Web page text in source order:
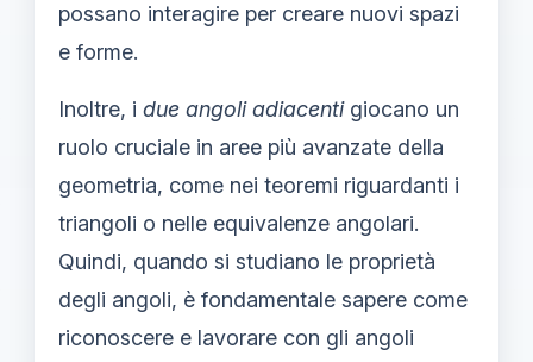
possano interagire per creare nuovi spazi
e forme.
Inoltre, i due angoli adiacentigiocano un
ruolo cruciale in aree più avanzate della
geometria, come nei teoremi riguardanti i
triangoli o nelle equivalenze angolari.
Quindi, quando si studiano le proprietà
degli angoli, è fondamentale sapere come
riconoscere e lavorare con gli angoli